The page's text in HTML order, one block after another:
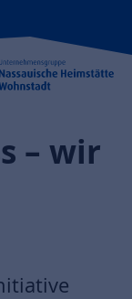
– wir